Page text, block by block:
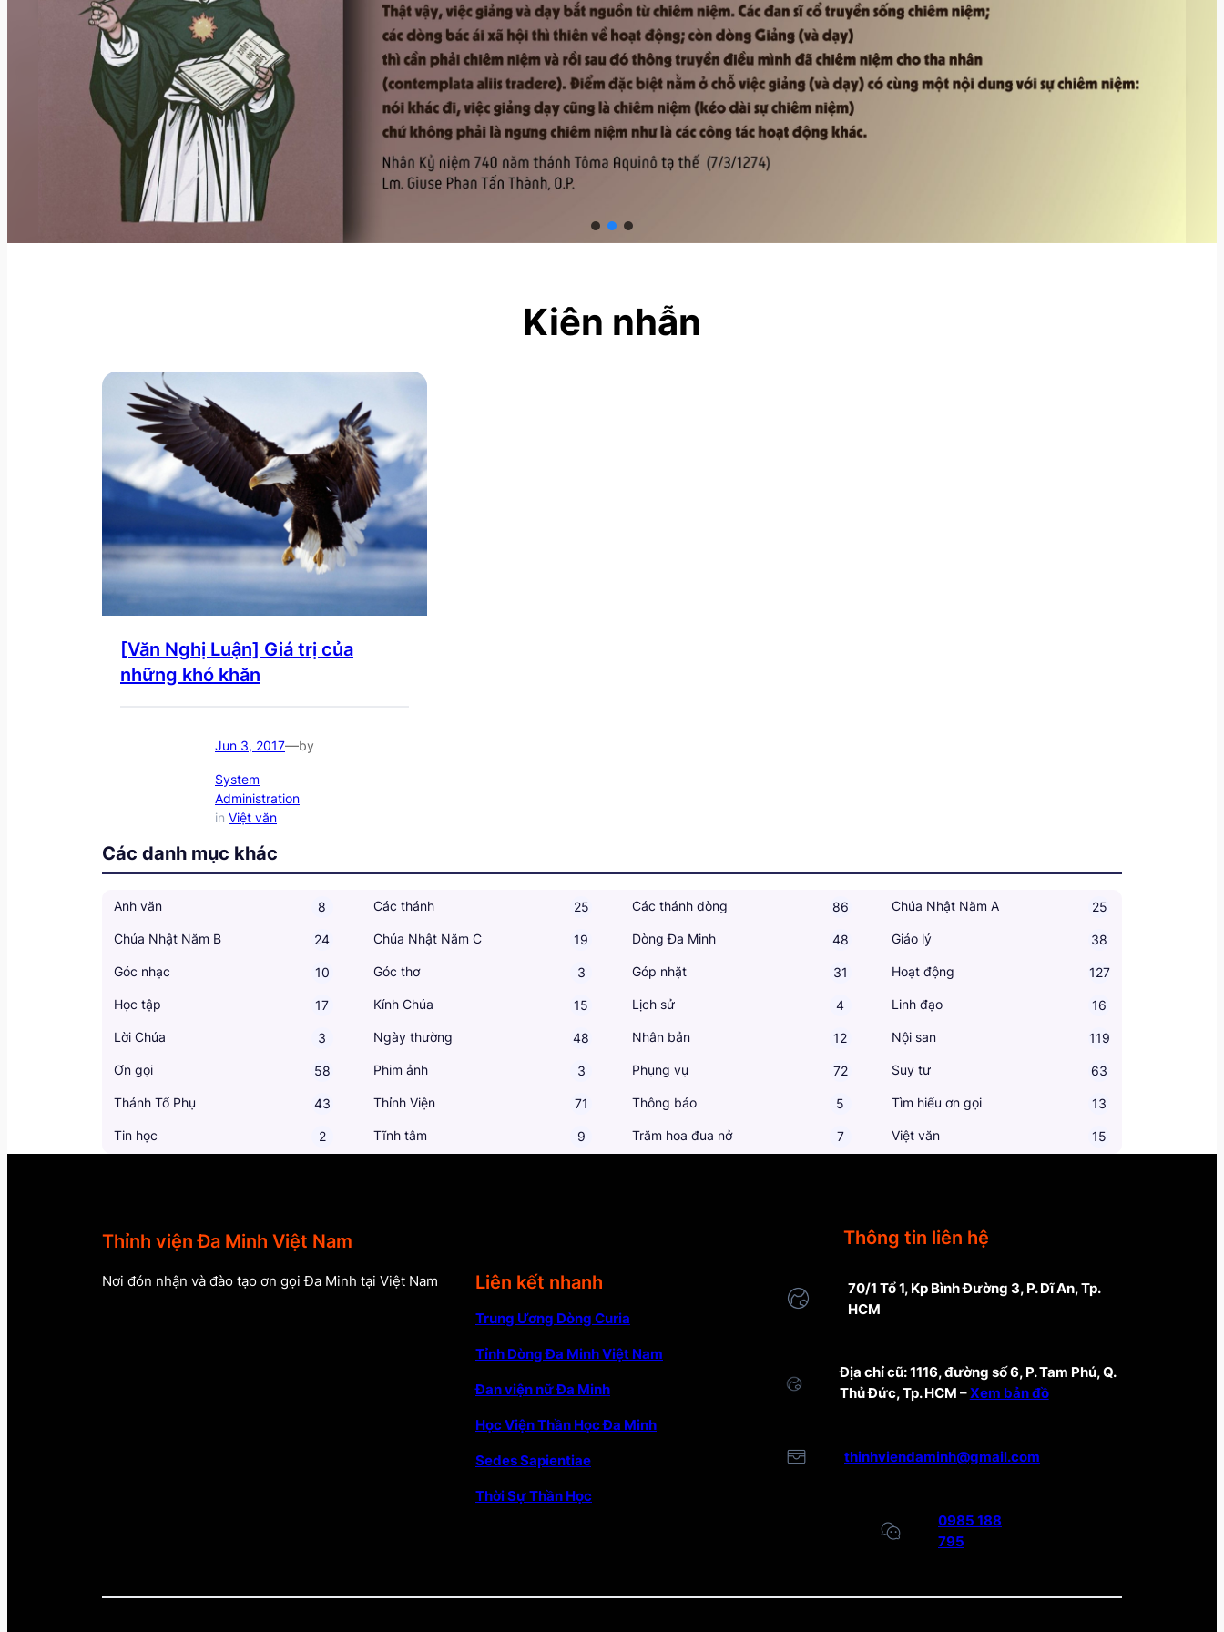
Kiên nhẫn
[Văn Nghị Luận] Giá trị của
những khó khăn
Jun 3, 2017—by
System
Administration
in Việt văn
Các danh mục khác
Anh văn 8 Các thánh 25 Các thánh dòng 86 Chúa Nhật Năm A 25
Chúa Nhật Năm B 24 Chúa Nhật Năm C 19 Dòng Đa Minh 48 Giáo lý 38
Góc nhạc 10 Góc thơ 3 Góp nhặt 31 Hoạt động 127
Học tập 17 Kính Chúa 15 Lịch sử 4 Linh đạo 16
Lời Chúa 3 Ngày thường 48 Nhân bản 12 Nội san 119
Ơn gọi 58 Phim ảnh 3 Phụng vụ 72 Suy tư 63
Thánh Tổ Phụ 43 Thỉnh Viện 71 Thông báo 5 Tìm hiểu ơn gọi 13
Tin học 2 Tĩnh tâm 9 Trăm hoa đua nở 7 Việt văn 15
Thỉnh viện Đa Minh Việt Nam
Nơi đón nhận và đào tạo ơn gọi Đa Minh tại Việt Nam Liên kết nhanh
Trung Ương Dòng Curia
Tỉnh Dòng Đa Minh Việt Nam
Đan viện nữ Đa Minh
Học Viện Thần Học Đa Minh
Sedes Sapientiae
Thời Sự Thần Học
Thông tin liên hệ
70/1 Tổ 1, Kp Bình Đường 3, P. Dĩ An, Tp.
HCM
Địa chỉ cũ: 1116, đường số 6, P. Tam Phú, Q.
Thủ Đức, Tp. HCM –Xem bản đồ
thinhviendaminh@gmail.com
0985 188
795